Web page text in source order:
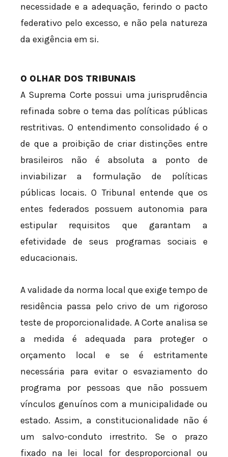
necessidade e a adequação, ferindo o pacto
federativo pelo excesso, e não pela natureza
da exigência em si.
O OLHAR DOS TRIBUNAIS
A Suprema Corte possui uma jurisprudência
refinada sobre o tema das políticas públicas
restritivas. O entendimento consolidado é o
de que a proibição de criar distinções entre
brasileiros não é absoluta a ponto de
inviabilizar a formulação de políticas
públicas locais. O Tribunal entende que os
entes federados possuem autonomia para
estipular requisitos que garantam a
efetividade de seus programas sociais e
educacionais.
A validade da norma local que exige tempo de
residência passa pelo crivo de um rigoroso
teste de proporcionalidade. A Corte analisa se
a medida é adequada para proteger o
orçamento local e se é estritamente
necessária para evitar o esvaziamento do
programa por pessoas que não possuem
vínculos genuínos com a municipalidade ou
estado. Assim, a constitucionalidade não é
um salvo-conduto irrestrito. Se o prazo
fixado na lei local for desproporcional ou